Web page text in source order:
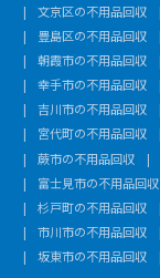
文京区の不用品回収
豊島区の不用品回収
朝霞市の不用品回収
幸手市の不用品回収
吉川市の不用品回収
宮代町の不用品回収
蕨市の不用品回収
富士見市の不用品回収
杉戸町の不用品回収
市川市の不用品回収
坂東市の不用品回収